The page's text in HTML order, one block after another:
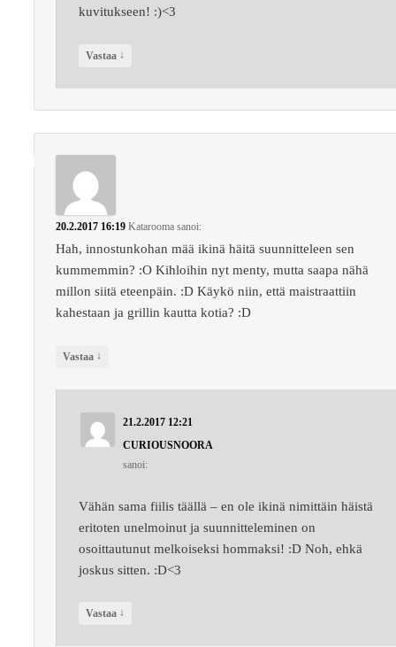
kuvitukseen! :)<3
Vastaa ↓
20.2.2017 16:19 Katarooma sanoi:
Hah, innostunkohan mää ikinä häitä suunnitteleen sen
kummemmin? :O Kihloihin nyt menty, mutta saapa nähä
millon siitä eteenpäin. :D Käykö niin, että maistraattiin
kahestaan ja grillin kautta kotia? :D
Vastaa ↓
21.2.2017 12:21
CURIOUSNOORA
sanoi:
Vähän sama fiilis täällä – en ole ikinä nimittäin häistä
eritoten unelmoinut ja suunnitteleminen on
osoittautunut melkoiseksi hommaksi! :D Noh, ehkä
joskus sitten. :D<3
Vastaa ↓